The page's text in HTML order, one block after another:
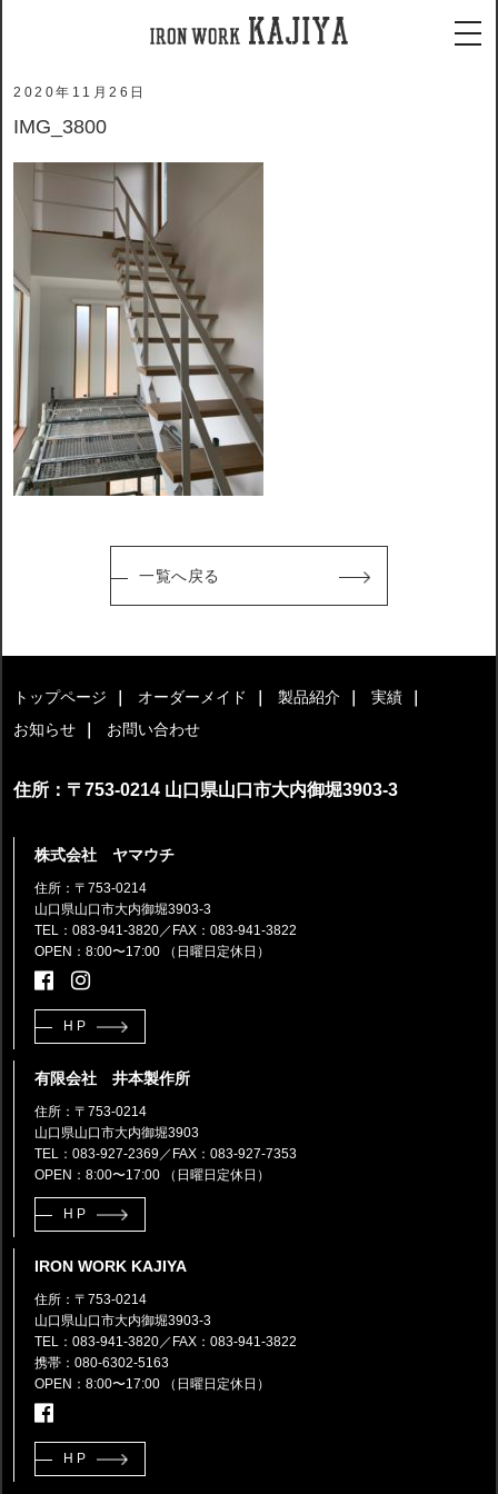
2020年11月26日
IMG_3800
一覧へ戻る
トップページ オーダーメイド 製品紹介
実績
お知らせ
お問い合わせ
住所：〒753-0214 山口県山口市大内御堀3903-3
株式会社 ヤマウチ
住所：〒753-0214
山口県山口市大内御堀3903-3
TEL：083-941-3820 ／FAX：083-941-3822
OPEN：8:00〜17:00 （日曜日定休日）
HP
有限会社 井本製作所
住所：〒753-0214
山口県山口市大内御堀3903
TEL：083-927-2369 ／FAX：083-927-7353
OPEN：8:00〜17:00 （日曜日定休日）
HP
IRON WORK KAJIYA
住所：〒753-0214
山口県山口市大内御堀3903-3
TEL：083-941-3820 ／FAX：083-941-3822
携帯：080-6302-5163
OPEN：8:00〜17:00 （日曜日定休日）
HP